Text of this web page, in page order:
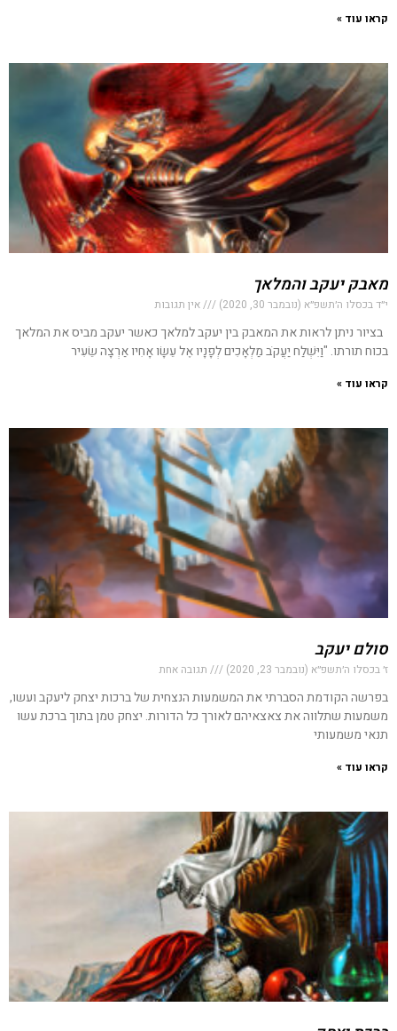
קראו עוד »
מאבק יעקב והמלאך
י״ד בכסלו ה׳תשפ״א (נובמבר 30, 2020) אין תגובות
בציור ניתן לראות את המאבק בין יעקב למלאך כאשר יעקב מביס את המלאך
בכוח תורתו. "וַיִּשְׁלַח יַעֲקֹב מַלְאָכִים לְפָנָיו אֶל עֵשָׂו אָחִיו אַרְצָה שֵׂעִיר
קראו עוד »
סולם יעקב
ז׳ בכסלו ה׳תשפ״א (נובמבר 23, 2020) תגובה אחת
בפרשה הקודמת הסברתי את המשמעות הנצחית של ברכות יצחק ליעקב ועשו,
משמעות שתלווה את צאצאיהם לאורך כל הדורות. יצחק טמן בתוך ברכת עשו
תנאי משמעותי
קראו עוד »